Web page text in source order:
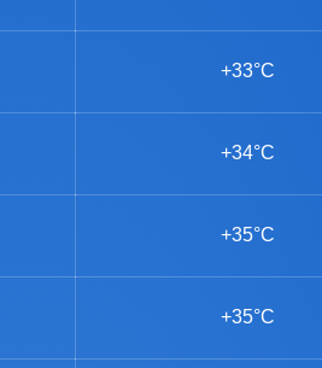
+33°C
+34°C
+35°C
+35°C